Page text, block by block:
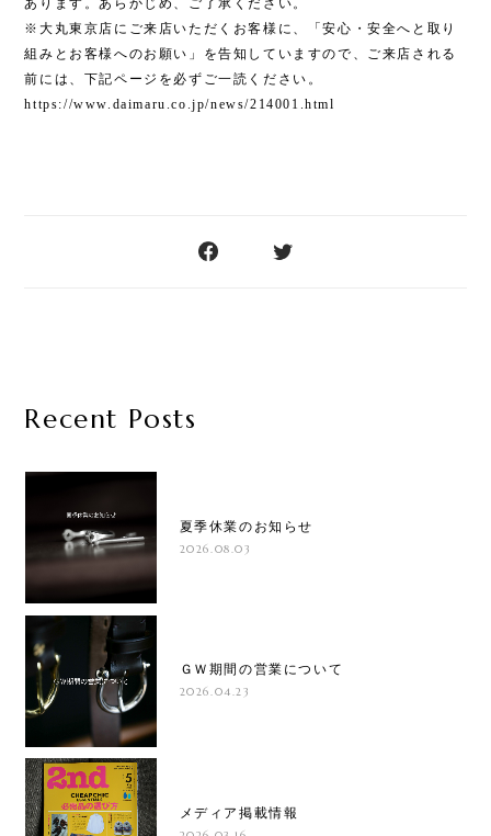
あります。あらかじめ、ご了承ください。
※大丸東京店にご来店いただくお客様に、「安心・安全へと取り
組みとお客様へのお願い」を告知していますので、ご来店される
前には、下記ページを必ずご一読ください。
https://www.daimaru.co.jp/news/214001.html
Recent Posts
夏季休業のお知らせ
2026.08.03
ＧＷ期間の営業について
2026.04.23
メディア掲載情報